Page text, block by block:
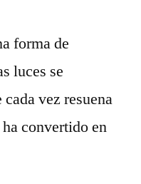
forma de
luces se
vez resuena
convertido en